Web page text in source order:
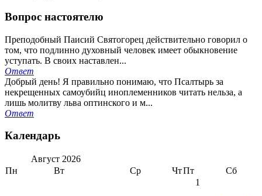
Вопрос настоятелю
Преподобный Паисий Святогорец действительно говорил о
том, что подлинно духовный человек имеет обыкновение
уступать. В своих наставлен...
Ответ
Добрый день! Я правильно понимаю, что Псалтырь за
некрещенных самоубийц иноплеменников читать нельза, а
лишь молитву льва оптинского и м...
Ответ
Календарь
Август 2026
Пн
Вт Ср ЧтПт Сб
1